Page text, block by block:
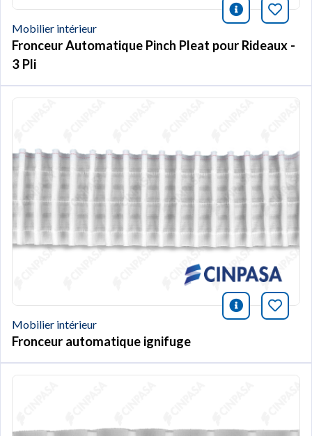
icono
Mobilier intérieur
Fronceur Automatique Pinch Pleat pour Rideaux -
3 Pli
icono
Mobilier intérieur
Fronceur automatique ignifuge